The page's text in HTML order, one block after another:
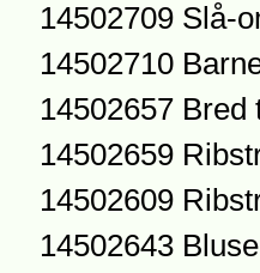
14502709 Slå-
14502710
14502657 Bred
14502659
14502609
14502643